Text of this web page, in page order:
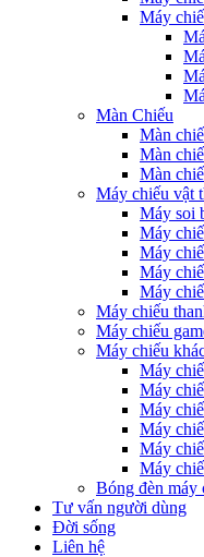
Máy
Màn Chiếu
Màn
Màn
Màn
Máy chiếu vật
Máy soi
Máy
Máy
Máy
Máy
Máy chiếu
Máy chiếu
Máy chiếu
Máy
Máy
Máy
Máy
Máy
Máy
Bóng đèn máy
Tư vấn người dùng
Đời sống
Liên hệ